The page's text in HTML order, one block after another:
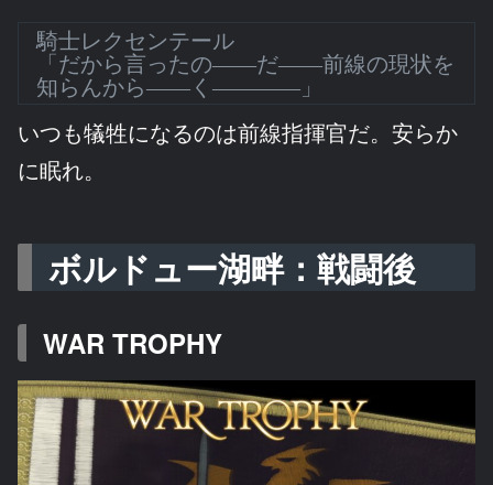
騎士レクセンテール
「だから言ったの――だ――前線の現状を
知らんから――く――――」
いつも犠牲になるのは前線指揮官だ。安らか
に眠れ。
ボルドュー湖畔：戦闘後
WAR TROPHY